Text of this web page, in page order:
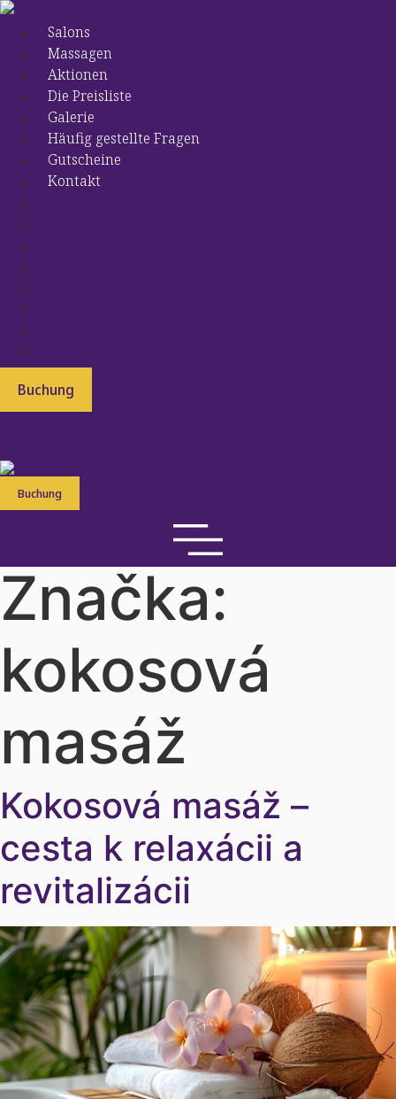
Preskočiť
obsah
Salons
Massagen
Aktionen
Die Preisliste
Galerie
Häufig gestellte Fragen
Gutscheine
Kontakt
Buchung
Buchung
Značka:
kokosová
masáž
Kokosová masáž –
cesta k relaxácii a
revitalizácii